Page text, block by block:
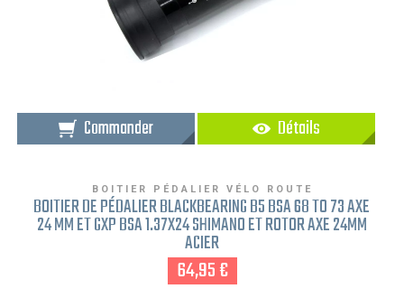
Commander Détails
BOITIER PÉDALIER VÉLO ROUTE
BOITIER DE PÉDALIER BLACKBEARING B5 BSA 68 TO 73 AXE
24 MM ET GXP BSA 1.37X24 SHIMANO ET ROTOR AXE 24MM
ACIER
64,95 €